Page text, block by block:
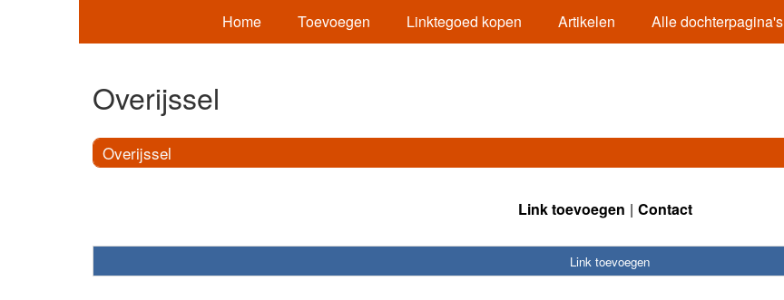
Home Toevoegen Linktegoed kopen Artikelen Alle dochterpagina's
Overijssel
Overijssel
Link toevoegen Contact
Link toevoegen